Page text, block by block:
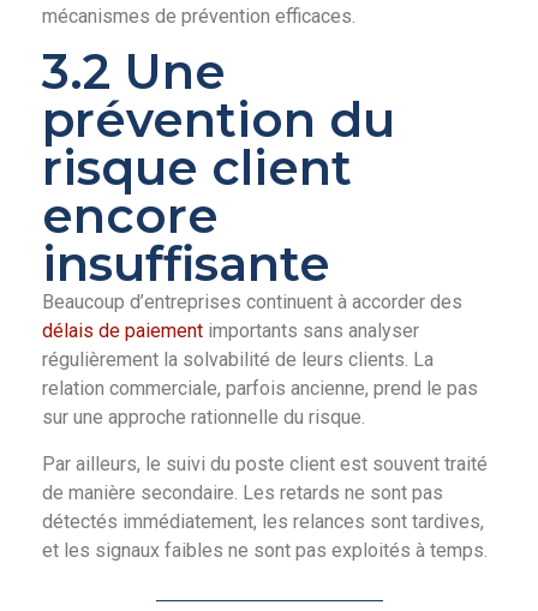
mécanismes de prévention efficaces.
3.2 Une
prévention du
risque client
encore
insuffisante
Beaucoup d’entreprises continuent à accorder des
délais de paiement importants sans analyser
régulièrement la solvabilité de leurs clients. La
relation commerciale, parfois ancienne, prend le pas
sur une approche rationnelle du risque.
Par ailleurs, le suivi du poste client est souvent traité
de manière secondaire. Les retards ne sont pas
détectés immédiatement, les relances sont tardives,
et les signaux faibles ne sont pas exploités à temps.